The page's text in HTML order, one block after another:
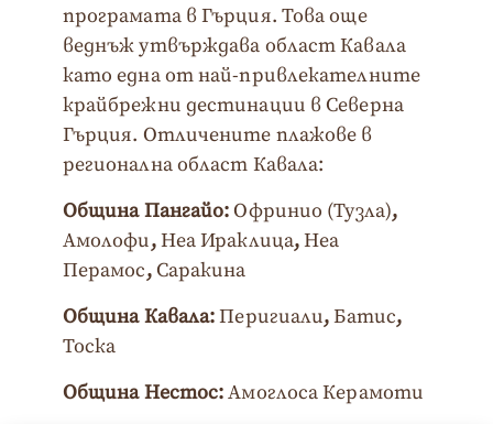
програмата в Гърция. Това още
веднъж утвърждава област Кавала
като една от най-привлекателните
крайбрежни дестинации в Северна
Гърция. Отличените плажове в
регионална област Кавала:
ОбщинаПангайо:Офринио (Тузла),
Амолофи,Неа Ираклица,Неа
Перамос,Саракина
ОбщинаКавала:Перигиали,Батис,
Тоска
ОбщинаНестос:Амоглоса Керамоти